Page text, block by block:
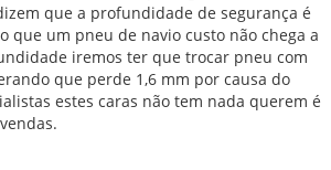
que a profundidade de segurança é
que um pneu de navio custo não chega a
iremos ter que trocar pneu com
que perde 1,6 mm por causa do
estes caras não tem nada querem é